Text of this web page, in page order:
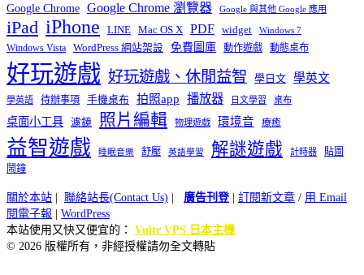
Google Chrome Google Chrome 瀏覽器 Google 與其他 Google 應用
iPad iPhone LINE Mac OS X PDF widget Windows 7
Windows Vista WordPress 網站架設 免費圖庫 動作遊戲 動態桌布
好玩遊戲 好玩遊戲、休閒益智 學日文 學英文
學英語 待辦事項 手機桌布 拍照app 播放器 日文學習 桌布
桌面小工具 濾鏡 照片編輯 物理遊戲 環境音 療癒
益智遊戲 睡眠音樂 舒壓 英語學習 解謎遊戲 計時器
貼圖
鬧鐘
關於本站 聯絡站長(Contact Us) 廣告刊登| 訂閱新文章 / 用 Email
閱電子報
WordPress
本站使用又快又便宜的： Vultr VPS 日本主機
© 2026 版權所有，非經授權請勿全文轉貼